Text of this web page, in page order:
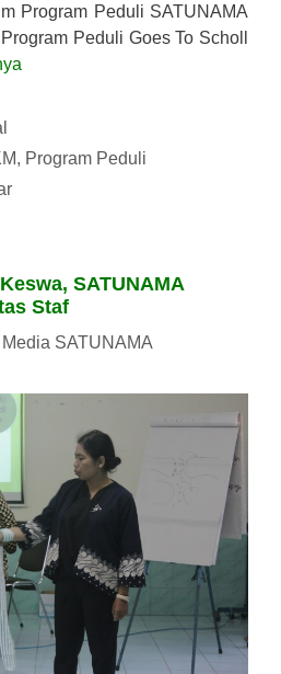
Program Peduli SATUNAMA
Peduli Goes To Scholl
, Program Peduli
SATUNAMA
Staf
Media SATUNAMA